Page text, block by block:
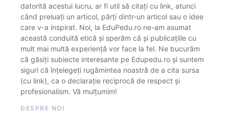
datorită acestui lucru, ar fi util să citați cu link, atunci
când preluați un articol, părți dintr-un articol sau o idee
care v-a inspirat. Noi, la EduPedu.ro ne-am asumat
această conduită etică și sperăm că și publicațiile cu
mult mai multă experiență vor face la fel. Ne bucurăm
că găsiți subiecte interesante pe Edupedu.ro și suntem
siguri că înțelegeți rugămintea noastră de a cita sursa
(cu link), ca o declarație reciprocă de respect și
profesionalism. Vă mulțumim!
DESPRE NOI